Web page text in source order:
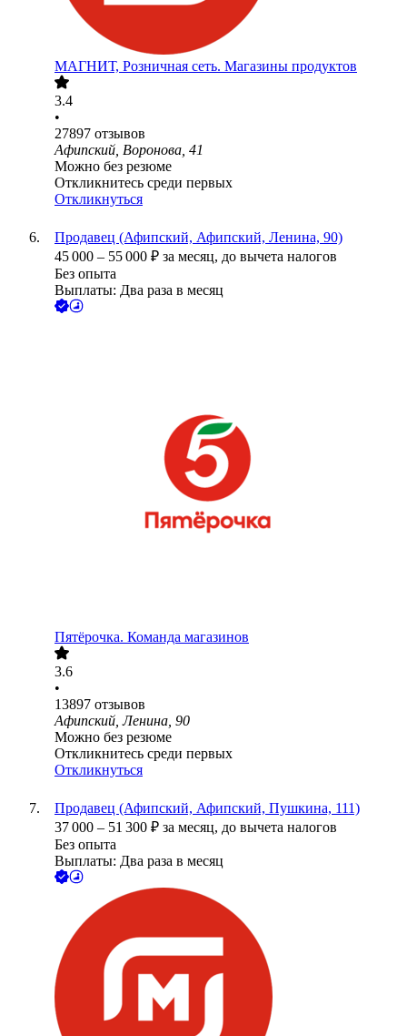
МАГНИТ, Розничная сеть. Магазины продуктов
3.4
•
27897 отзывов
Афипский, Воронова, 41
Можно без резюме
Откликнитесь среди первых
Откликнуться
Продавец (Афипский, Афипский, Ленина, 90)
45 000 – 55 000 ₽ за месяц, до вычета налогов
Без опыта
Выплаты: Два раза в месяц
Пятёрочка. Команда магазинов
3.6
•
13897 отзывов
Афипский, Ленина, 90
Можно без резюме
Откликнитесь среди первых
Откликнуться
Продавец (Афипский, Афипский, Пушкина, 111)
37 000 – 51 300 ₽ за месяц, до вычета налогов
Без опыта
Выплаты: Два раза в месяц